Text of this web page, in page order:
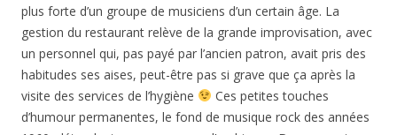
plus forte d’un groupe de musiciens d’un certain âge. La
gestion du restaurant relève de la grande improvisation, avec
un personnel qui, pas payé par l’ancien patron, avait pris des
habitudes ses aises, peut-être pas si grave que ça après la
visite des services de l’hygiène
Ces petites touches
d’humour permanentes, le fond de musique rock des années